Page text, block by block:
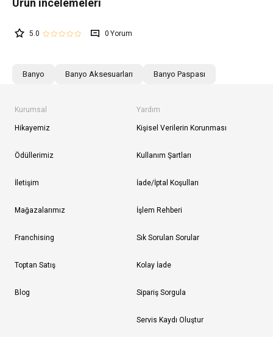
5.0 0
Banyo Banyo Aksesuarları Banyo Paspası
Kurumsal
Hikayemiz
Ödüllerimiz
İletişim
Mağazalarımız
Franchising
Toptan Satış
Blog
Yardım
Kişisel Verilerin Korunması
Kullanım Şartları
İade/İptal Koşulları
İşlem Rehberi
Sık Sorulan Sorular
Kolay İade
Sipariş Sorgula
Servis Kaydı Oluştur